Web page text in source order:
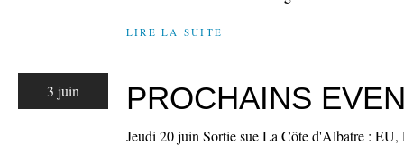
LIRE LA SUITE
3 juin PROCHAINS
Jeudi 20 juin Sortie sue La Côte d'Albatre :